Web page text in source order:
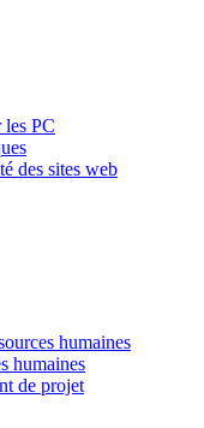
les PC
des sites web
humaines
humaines
de projet